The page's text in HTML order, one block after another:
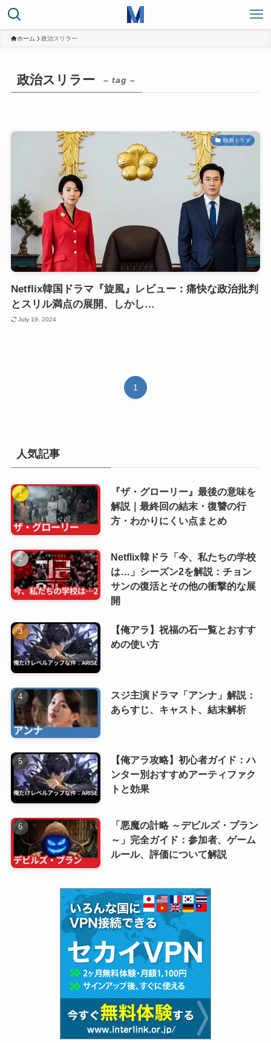
ホーム 政治スリラー
政治スリラー – tag –
映画ドラマ
Netflix韓国ドラマ『旋風』レビュー：痛快な政治批判
とスリル満点の展開、しかし…
July 19, 2024
1
人気記事
『ザ・グローリー』最後の意味を
解説｜最終回の結末・復讐の行
方・わかりにくい点まとめ
Netflix韓ドラ「今、私たちの学校
は…」シーズン2を解説：チョン
サンの復活とその他の衝撃的な展
開
【俺アラ】祝福の石一覧とおすす
めの使い方
スジ主演ドラマ「アンナ」解説：
あらすじ、キャスト、結末解析
【俺アラ攻略】初心者ガイド：ハ
ンター別おすすめアーティファク
トと効果
「悪魔の計略 ～デビルズ・プラン
～」完全ガイド：参加者、ゲーム
ルール、評価について解説